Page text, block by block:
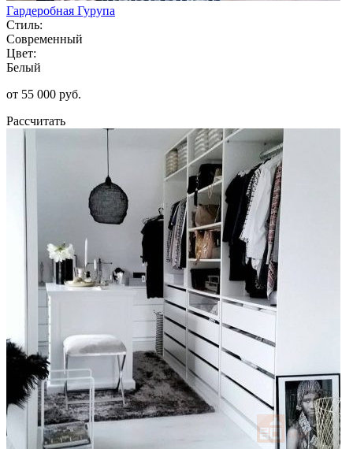
Гардеробная Гурупа
Стиль:
Современный
Цвет:
Белый
от 55 000 руб.
Рассчитать